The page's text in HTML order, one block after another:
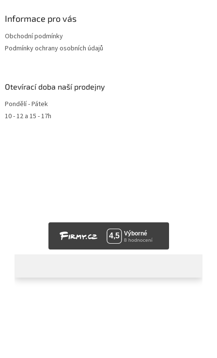
Informace pro vás
Obchodní podmínky
Podmínky ochrany osobních údajů
Otevírací doba naší prodejny
Pondělí - Pátek
10 - 12 a 15 - 17h